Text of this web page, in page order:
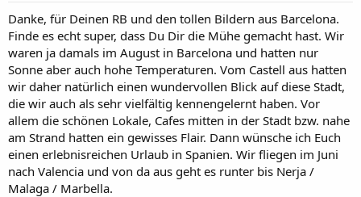
:
Danke, für Deinen RB und den tollen Bildern aus Barcelona.
Finde es echt super, dass Du Dir die Mühe gemacht hast. Wir
waren ja damals im August in Barcelona und hatten nur
Sonne aber auch hohe Temperaturen. Vom Castell aus hatten
wir daher natürlich einen wundervollen Blick auf diese Stadt,
die wir auch als sehr vielfältig kennengelernt haben. Vor
allem die schönen Lokale, Cafes mitten in der Stadt bzw. nahe
am Strand hatten ein gewisses Flair. Dann wünsche ich Euch
einen erlebnisreichen Urlaub in Spanien. Wir fliegen im Juni
nach Valencia und von da aus geht es runter bis Nerja /
Malaga / Marbella.